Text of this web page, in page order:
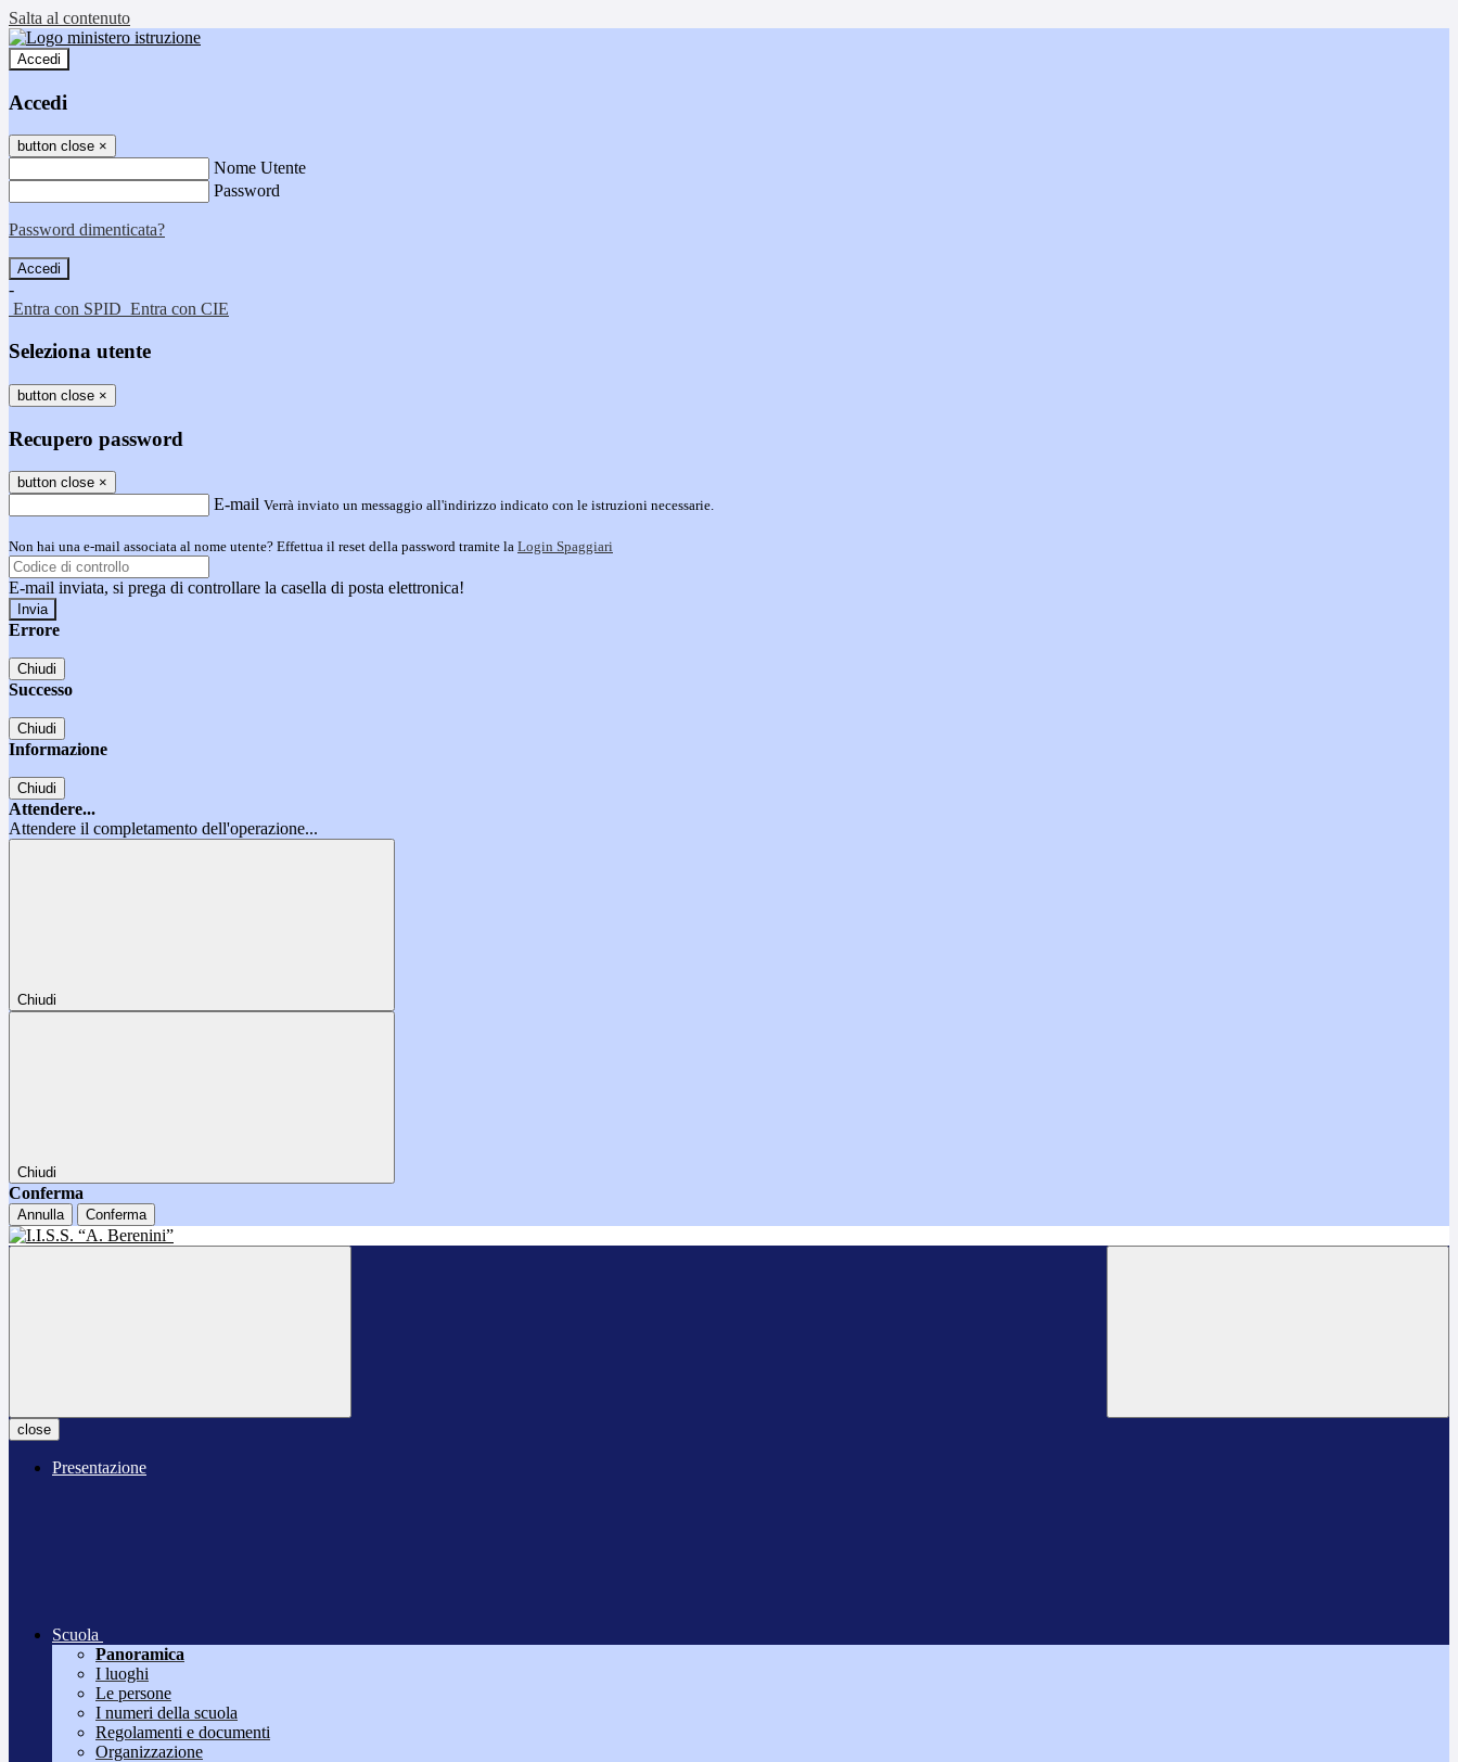
Salta al contenuto
Accedi
Accedi
button close ×
Nome Utente
Password
Password dimenticata?
-
Entra con SPID Entra con CIE
Seleziona utente
button close ×
Recupero password
button close ×
E-mail Verrà inviato un messaggio all'indirizzo indicato con le istruzioni necessarie.
Non hai una e-mail associata al nome utente? Effettua il reset della password tramite la Login Spaggiari
E-mail inviata, si prega di controllare la casella di posta elettronica!
Errore
Chiudi
Successo
Chiudi
Informazione
Chiudi
Attendere...
Attendere il completamento dell'operazione...
Chiudi
Chiudi
Conferma
Annulla Conferma
close
Presentazione
Scuola
Panoramica
I luoghi
Le persone
I numeri della scuola
Regolamenti e documenti
Organizzazione